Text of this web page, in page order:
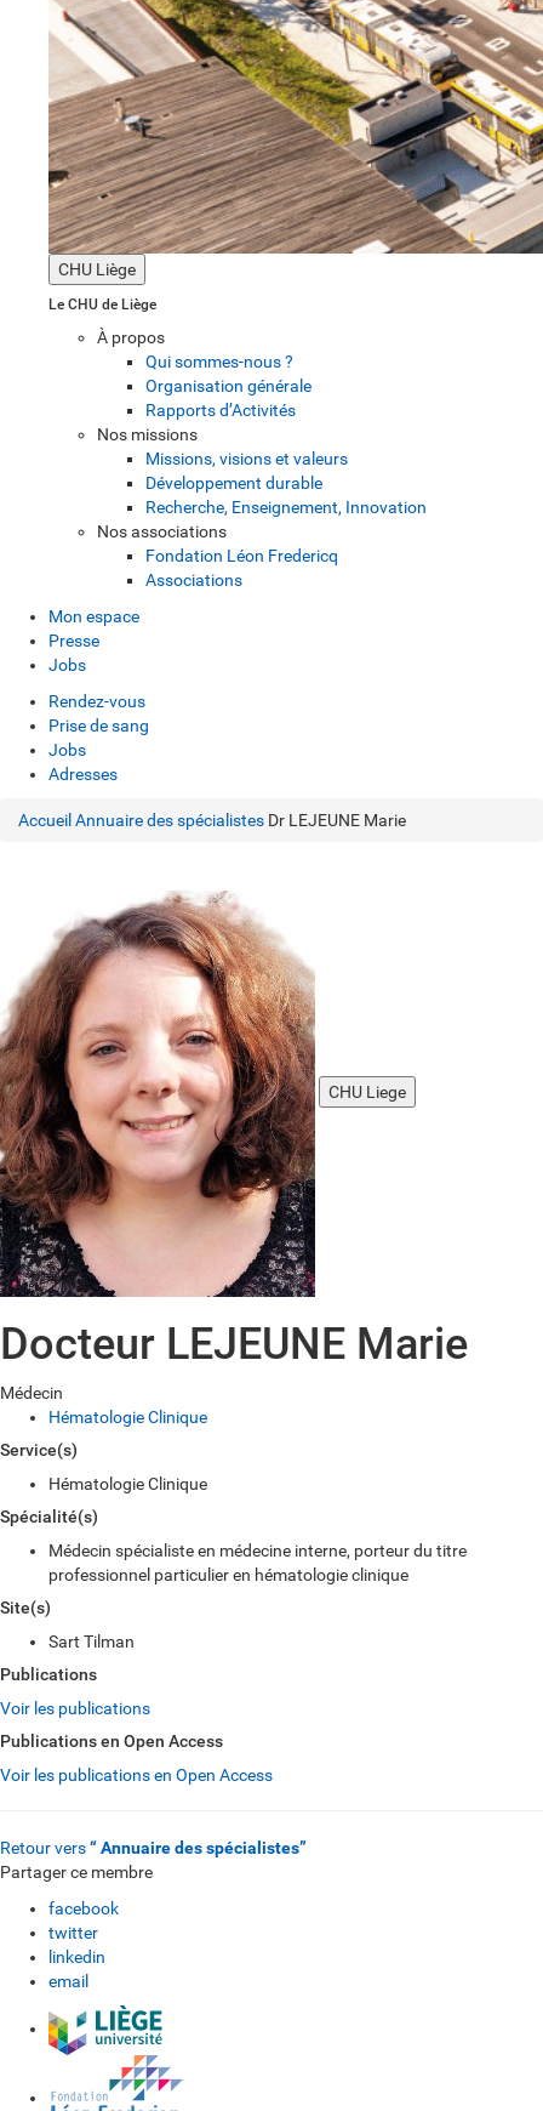
CHU Liège
Le CHU de Liège
À propos
Qui sommes-nous ?
Organisation générale
Rapports d’Activités
Nos missions
Missions, visions et valeurs
Développement durable
Recherche, Enseignement, Innovation
Nos associations
Fondation Léon Fredericq
Associations
Mon espace
Presse
Jobs
Rendez-vous
Prise de sang
Jobs
Adresses
Accueil Annuaire des spécialistes Dr LEJEUNE Marie
CHU Liege
Docteur LEJEUNE Marie
Médecin
Hématologie Clinique
Service(s)
Hématologie Clinique
Spécialité(s)
Médecin spécialiste en médecine interne, porteur du titre
professionnel particulier en hématologie clinique
Site(s)
Sart Tilman
Publications
Voir les publications
Publications en Open Access
Voir les publications en Open Access
Retour vers“ Annuaire des spécialistes”
Partager ce membre
facebook
twitter
linkedin
email